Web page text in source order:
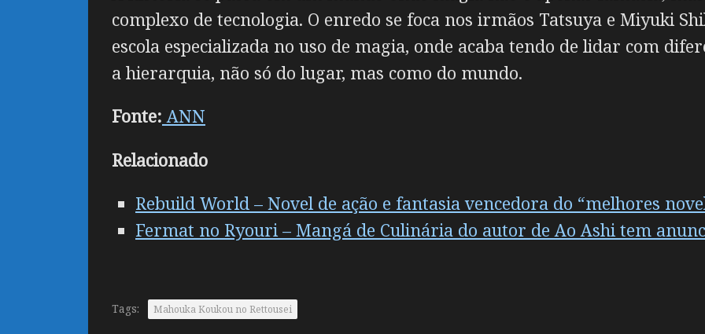
complexo de tecnologia. O enredo se foca nos irmãos Tatsuya e Miyuki
escola especializada no uso de magia, onde acaba tendo de lidar com
a hierarquia, não só do lugar, mas como do mundo.
Fonte: ANN
Relacionado
Rebuild World – Novel de ação e fantasia vencedora do “melhores
Fermat no Ryouri – Mangá de Culinária do autor de Ao Ashi tem
Tags: Mahouka Koukou no Rettousei